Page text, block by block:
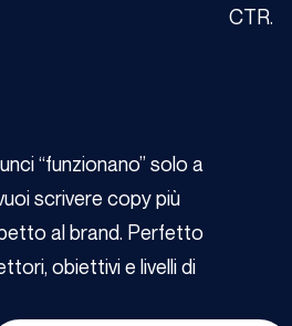
CTR.
“funzionano” solo a
scrivere copy più
al brand. Perfetto
obiettivi e livelli di